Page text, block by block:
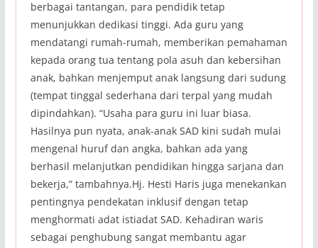
berbagai tantangan, para pendidik tetap
menunjukkan dedikasi tinggi. Ada guru yang
mendatangi rumah-rumah, memberikan pemahaman
kepada orang tua tentang pola asuh dan kebersihan
anak, bahkan menjemput anak langsung dari sudung
(tempat tinggal sederhana dari terpal yang mudah
dipindahkan). “Usaha para guru ini luar biasa.
Hasilnya pun nyata, anak-anak SAD kini sudah mulai
mengenal huruf dan angka, bahkan ada yang
berhasil melanjutkan pendidikan hingga sarjana dan
bekerja,” tambahnya.Hj. Hesti Haris juga menekankan
pentingnya pendekatan inklusif dengan tetap
menghormati adat istiadat SAD. Kehadiran waris
sebagai penghubung sangat membantu agar